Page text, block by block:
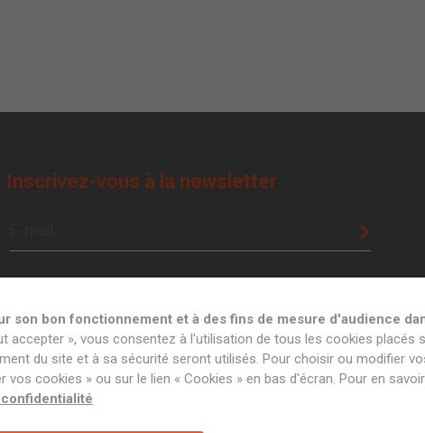
Inscrivez-vous à la newsletter
son bon fonctionnement et à des fins de mesure d'audience
accepter », vous consentez à l'utilisation de tous les cookies placés
du site et à sa sécurité seront utilisés. Pour choisir ou modifier
cookies » ou sur le lien « Cookies » en bas d'écran. Pour en